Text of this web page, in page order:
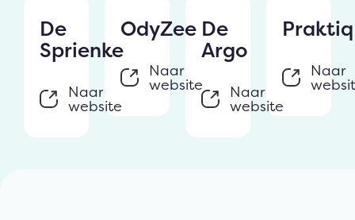
De
Sprienke
Naar
website
OdyZee
Naar
website
De
Argo
Naar
website
Praktiq
Naar